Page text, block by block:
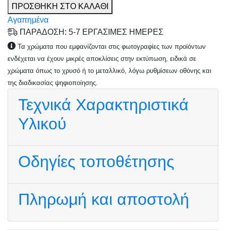
ΠΡΟΣΘΗΚΗ ΣΤΟ ΚΑΛΑΘΙ
Αγαπημένα
ΠΑΡΑΔΟΣΗ: 5-7 ΕΡΓΑΣΙΜΕΣ ΗΜΕΡΕΣ
Τα χρώματα που εμφανίζονται στις φωτογραφίες των προϊόντων
ενδέχεται να έχουν μικρές αποκλίσεις στην εκτύπωση, ειδικά σε
χρώματα όπως το χρυσό ή το μεταλλικό, λόγω ρυθμίσεων οθόνης και
της διαδικασίας ψηφιοποίησης.
Τεχνικά Χαρακτηριστικά
Υλικού
Οδηγίες τοποθέτησης
Πληρωμή και αποστολή